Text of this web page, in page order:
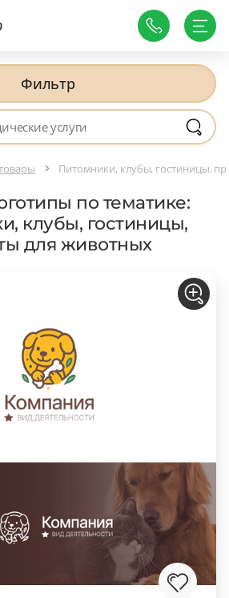
Фильтр
Питомники, клубы, гостиницы,
по тематике:
клубы, гостиницы,
для животных